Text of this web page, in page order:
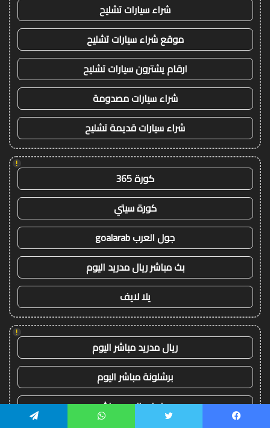
شراء سيارات تشليح
موقع شراء سيارات تشليح
ارقام يشترون سيارات تشليح
شراء سيارات مصدومة
شراء سيارات قديمة تشليح
!
كورة 365
كورة سيتي
جول العرب goalarab
بث مباشر ريال مدريد اليوم
يلا لايف
!
ريال مدريد مباشر اليوم
برشلونة مباشر اليوم
مباريات اليوم مباشر